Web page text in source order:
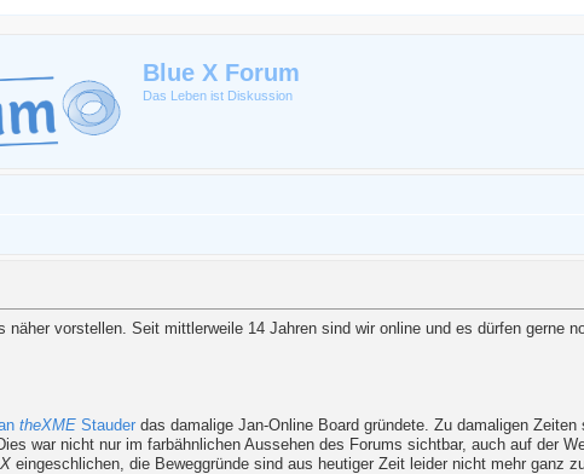
Blue X Forum
Das Leben ist Diskussion
vorstellen. Seit mittlerweile 14 Jahren sind wir online und es dürfen gerne
theXME Stauder das damalige Jan-Online Board gründete. Zu damaligen
war nicht nur im farbähnlichen Aussehen des Forums sichtbar, auch auf der
eingeschlichen, die Beweggründe sind aus heutiger Zeit leider nicht mehr ganz